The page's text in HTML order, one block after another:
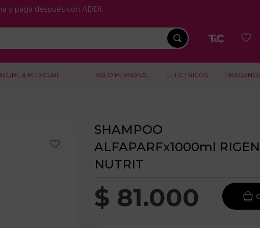
y paga después con ADDI.
& PEDICURE ASEO PERSONAL ELÉCTRICOS
SHAMPOO
ALFAPARFx1000ml RIGEN
NUTRIT
$ 81.000